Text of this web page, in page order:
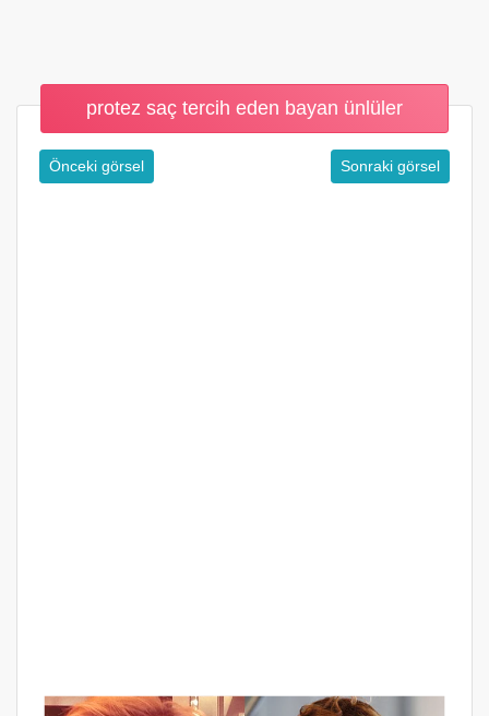
protez saç tercih eden bayan ünlüler
Önceki görsel Sonraki görsel